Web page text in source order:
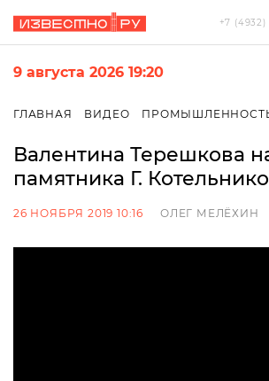
+7 (4932)
9 августа 2026 19:20
ГЛАВНАЯ ВИДЕО
Валентина Терешкова
памятника Г.
26 НОЯБРЯ 2019 10:16 ОЛЕГ МЕЛЁХИН